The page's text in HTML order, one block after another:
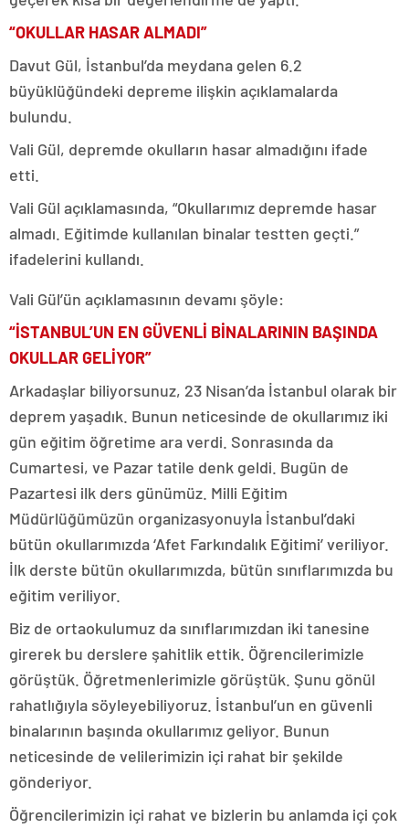
“OKULLAR HASAR ALMADI”
Davut Gül, İstanbul’da meydana gelen 6.2
büyüklüğündeki depreme ilişkin açıklamalarda
bulundu.
Vali Gül, depremde okulların hasar almadığını ifade
etti.
Vali Gül açıklamasında, “Okullarımız depremde hasar
almadı. Eğitimde kullanılan binalar testten geçti.”
ifadelerini kullandı.
Vali Gül’ün açıklamasının devamı şöyle:
“İSTANBUL’UN EN GÜVENLİ BİNALARININ BAŞINDA
OKULLAR GELİYOR”
Arkadaşlar biliyorsunuz, 23 Nisan’da İstanbul olarak bir
deprem yaşadık. Bunun neticesinde de okullarımız iki
gün eğitim öğretime ara verdi. Sonrasında da
Cumartesi, ve Pazar tatile denk geldi. Bugün de
Pazartesi ilk ders günümüz. Milli Eğitim
Müdürlüğümüzün organizasyonuyla İstanbul’daki
bütün okullarımızda ‘Afet Farkındalık Eğitimi’ veriliyor.
İlk derste bütün okullarımızda, bütün sınıflarımızda bu
eğitim veriliyor.
Biz de ortaokulumuz da sınıflarımızdan iki tanesine
girerek bu derslere şahitlik ettik. Öğrencilerimizle
görüştük. Öğretmenlerimizle görüştük. Şunu gönül
rahatlığıyla söyleyebiliyoruz. İstanbul’un en güvenli
binalarının başında okullarımız geliyor. Bunun
neticesinde de velilerimizin içi rahat bir şekilde
gönderiyor.
Öğrencilerimizin içi rahat ve bizlerin bu anlamda içi çok